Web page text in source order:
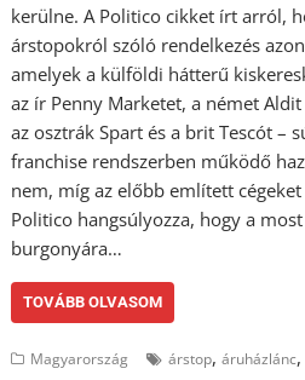
kerülne. A Politico cikket írt arról,
árstopokról szóló rendelkezés
amelyek a külföldi hátterű
az ír Penny Marketet, a német
az osztrák Spart és a brit Tescót –
franchise rendszerben működő
nem, míg az előbb említett
Politico hangsúlyozza, hogy a
burgonyára…
TOVÁBB OLVASOM
Magyarország árstop,áruházlánc